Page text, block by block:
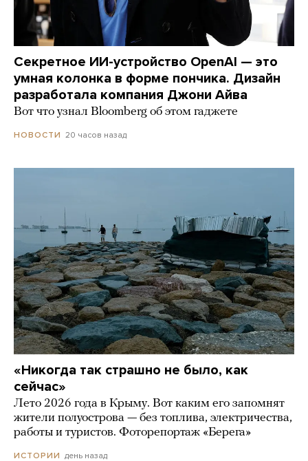
Секретное ИИ-устройство OpenAI — это
умная колонка в форме пончика. Дизайн
разработала компания Джони Айва
Вот что узнал Bloomberg об этом гаджете
НОВОСТИ 20 часов назад
«Никогда так страшно не было, как
сейчас»
Лето 2026 года в Крыму. Вот каким его запомнят
жители полуострова — без топлива, электричества,
работы и туристов. Фоторепортаж «Берега»
ИСТОРИИ день назад